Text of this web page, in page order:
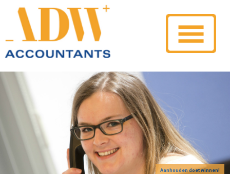
Aanhouden doet winnen!